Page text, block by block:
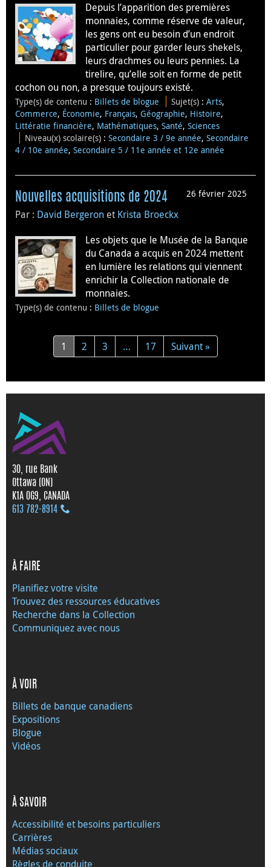
Depuis l’apparition des premières
monnaies, comme réserve de valeur,
les gens ont eu besoin d’un endroit
particulier pour garder leurs shekels,
leurs drachmes ou leurs pennies. La
tirelire, qu’elle soit en forme de petit
cochon ou non, a presque toujours existé.
Type(s) de contenu : Billets de blogue Sujet(s) :Arts,
Commerce, Économie, Français, Géographie, Histoire,
Littératie financière, Mathématiques, Santé, Sciences
Niveau(x) scolaire(s) :Secondaire 3 / 9e année,Secondaire
4 / 10e année, Secondaire 5 / 11e année et 12e année
26 février 2025
Nouvelles acquisitions de 2024
Par : David Bergeron et Krista Broeckx
Les objets que le Musée de la Banque
du Canada a acquis en 2024 mettent
en lumière les relations qui viennent
enrichir la Collection nationale de
monnaies.
Type(s) de contenu : Billets de blogue
1 2 3 … 17 Suivant »
30, rue Bank
Ottawa (ON)
K1A 0G9, CANADA
613 782‑8914
À FAIRE
Planifiez votre visite
Trouvez des ressources éducatives
Recherche dans la Collection
Communiquez avec nous
À VOIR
Billets de banque canadiens
Expositions
Blogue
Vidéos
À SAVOIR
Accessibilité et besoins particuliers
Carrières
Médias sociaux
Règles de conduite